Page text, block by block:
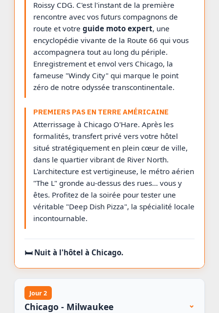
Roissy CDG. C'est l'instant de la première
rencontre avec vos futurs compagnons de
route et votre guide moto expert, une
encyclopédie vivante de la Route 66 qui vous
accompagnera tout au long du périple.
Enregistrement et envol vers Chicago, la
fameuse "Windy City" qui marque le point
zéro de notre odyssée transcontinentale.
PREMIERS PAS EN TERRE AMÉRICAINE
Atterrissage à Chicago O'Hare. Après les
formalités, transfert privé vers votre hôtel
situé stratégiquement en plein cœur de ville,
dans le quartier vibrant de River North.
L'architecture est vertigineuse, le métro aérien
"The L" gronde au-dessus des rues... vous y
êtes. Profitez de la soirée pour tester une
véritable "Deep Dish Pizza", la spécialité locale
incontournable.
🛏️ Nuit à l'hôtel à Chicago.
Jour 2
Chicago - Milwaukee ⌄